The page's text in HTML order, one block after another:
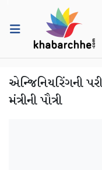
એન્જિનિયરિંગની
મંત્રીની પૌત્રી